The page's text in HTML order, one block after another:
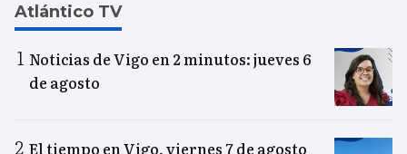
Atlántico TV
Noticias de Vigo en 2 minutos: jueves 6
de agosto
El tiempo en Vigo, viernes 7 de agosto